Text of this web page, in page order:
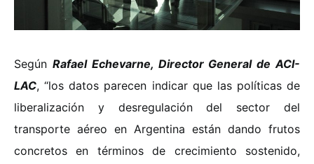
Según Rafael Echevarne, Director General de ACI-
LAC, “los datos parecen indicar que las políticas de
liberalización y desregulación del sector del
transporte aéreo en Argentina están dando frutos
concretos en términos de crecimiento sostenido,